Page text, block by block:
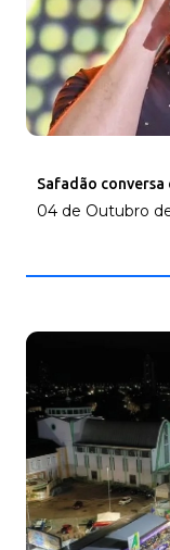
Safadão conversa
04 de Outubro